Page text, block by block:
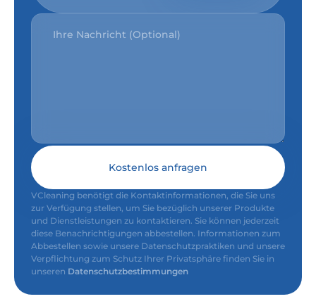
Kostenlos anfragen
VCleaning benötigt die Kontaktinformationen, die Sie uns
zur Verfügung stellen, um Sie bezüglich unserer Produkte
und Dienstleistungen zu kontaktieren. Sie können jederzeit
diese Benachrichtigungen abbestellen. Informationen zum
Abbestellen sowie unsere Datenschutzpraktiken und unsere
Verpflichtung zum Schutz Ihrer Privatsphäre finden Sie in
unseren Datenschutzbestimmungen